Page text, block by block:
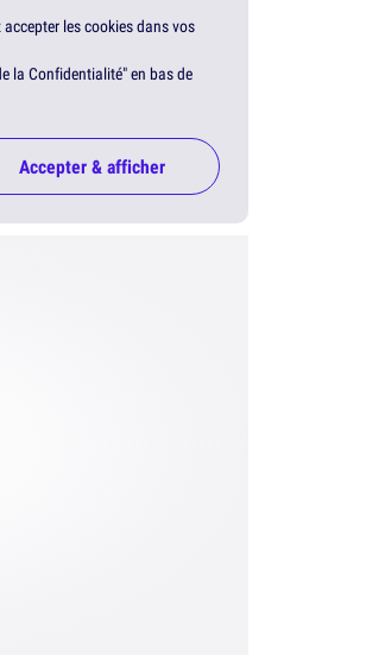
les cookies dans vos
la Confidentialité" en bas de
Accepter & afficher